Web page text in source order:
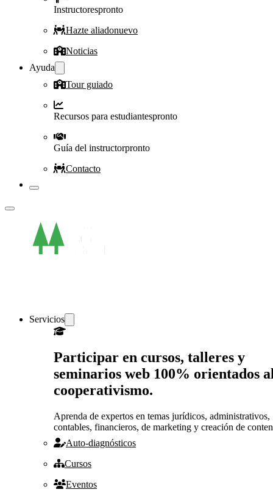
Instructorespronto
Hazte aliadonuevo
Noticias
Ayuda
Tour guiado
Recursos para estudiantespronto
Guía del instructorpronto
Contacto
Servicios
Participar en cursos, talleres y
seminarios web 100% orientados
cooperativismo.
Aprenda de expertos en temas jurídicos, administrativos,
contables, financieros, de marketing y creación de
Auto-diagnósticos
Cursos
Eventos